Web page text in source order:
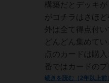
構築だとデッキ
がコチラはさほ
外は全て得点付
どんどん集めて
点のカードは購
番ではカードのプ
続きを読む（2年以上前）